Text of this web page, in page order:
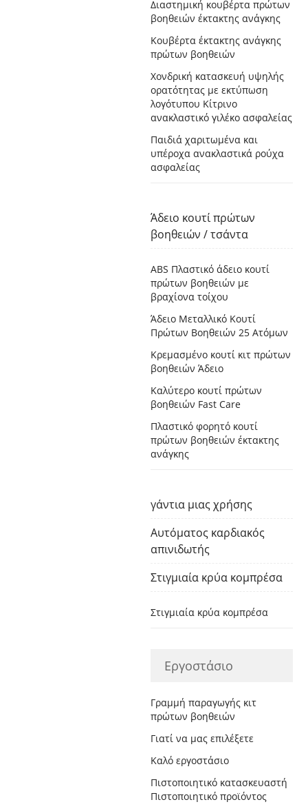
Διαστημική κουβέρτα πρώτων
βοηθειών έκτακτης ανάγκης
Κουβέρτα έκτακτης ανάγκης
πρώτων βοηθειών
Χονδρική κατασκευή υψηλής
ορατότητας με εκτύπωση
λογότυπου Κίτρινο
ανακλαστικό γιλέκο ασφαλείας
Παιδιά χαριτωμένα και
υπέροχα ανακλαστικά ρούχα
ασφαλείας
Άδειο κουτί πρώτων
βοηθειών / τσάντα
ABS Πλαστικό άδειο κουτί
πρώτων βοηθειών με
βραχίονα τοίχου
Άδειο Μεταλλικό Κουτί
Πρώτων Βοηθειών 25 Ατόμων
Κρεμασμένο κουτί κιτ πρώτων
βοηθειών Άδειο
Καλύτερο κουτί πρώτων
βοηθειών Fast Care
Πλαστικό φορητό κουτί
πρώτων βοηθειών έκτακτης
ανάγκης
γάντια μιας χρήσης
Αυτόματος καρδιακός
απινιδωτής
Στιγμιαία κρύα κομπρέσα
Στιγμιαία κρύα κομπρέσα
Εργοστάσιο
Γραμμή παραγωγής κιτ
πρώτων βοηθειών
Γιατί να μας επιλέξετε
Καλό εργοστάσιο
Πιστοποιητικό κατασκευαστή
Πιστοποιητικό προϊόντος